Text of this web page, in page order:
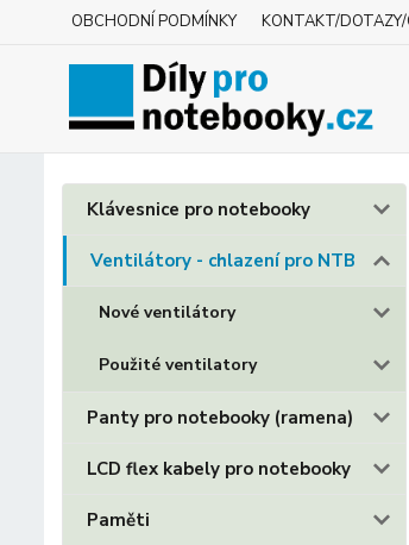
OBCHODNÍ PODMÍNKY KONTAKT/
Klávesnice pro notebooky
Ventilátory - chlazení pro NTB
Nové ventilátory
Použité ventilatory
Panty pro notebooky (ramena)
LCD flex kabely pro notebooky
Paměti